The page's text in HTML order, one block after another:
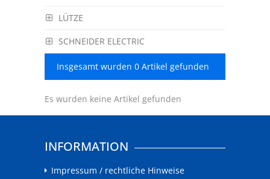
LÜTZE
SCHNEIDER ELECTRIC
Insgesamt wurden 0 Artikel gefunden
Es wurden keine Artikel gefunden
INFORMATION
Impressum / rechtliche Hinweise